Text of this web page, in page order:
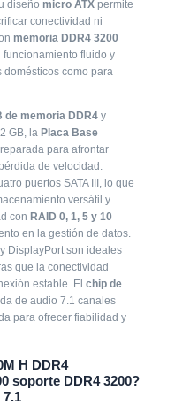
GB, la Placa Base
para afrontar
de velocidad.
puertos SATA III, lo que
versátil y
con
DisplayPort son ideales
que la conectividad
estable. Elchip de
de audio 7.1 canales
para ofrecer fiabilidad y
LGA
3200?
dual audio
diseño micro ATXpermite
conectividad ni
memoria DDR4 3200
fluido y
como para
de memoria DDR4y
GB, la Placa Base
para afrontar
de velocidad.
puertos SATA III, lo que
versátil y
con RAID 0, 1, 5 y 10
en la gestión de datos.
DisplayPort son ideales
que la conectividad
estable. El chip de
de audio 7.1 canales
para ofrecer fiabilidad y
H DDR4
soporte DDR4 3200?